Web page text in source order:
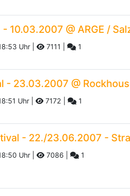
10.03.2007 @ ARGE /
Uhr | 7111 1
- 23.03.2007 @
Uhr | 7172 1
- 22./23.06.2007 -
Uhr | 7086 1